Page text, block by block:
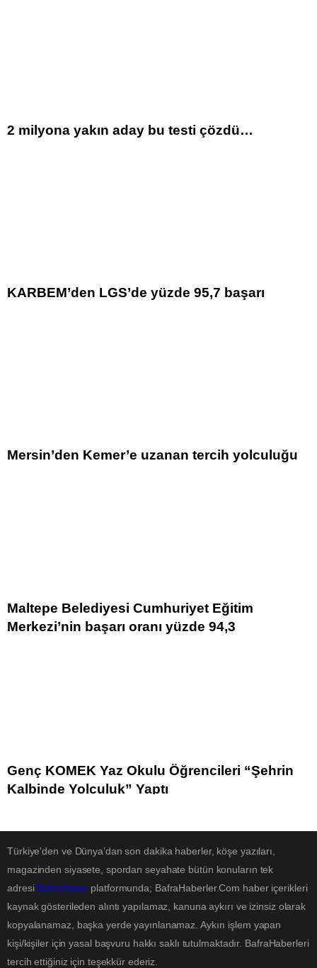
2 milyona yakın aday bu testi çözdü…
KARBEM’den LGS’de yüzde 95,7 başarı
Mersin’den Kemer’e uzanan tercih yolculuğu
Maltepe Belediyesi Cumhuriyet Eğitim
Merkezi’nin başarı oranı yüzde 94,3
Genç KOMEK Yaz Okulu Öğrencileri “Şehrin
Kalbinde Yolculuk” Yaptı
Türkiye'den ve Dünya’dan son dakika haberler, köşe yazıları,
magazinden siyasete, spordan seyahate bütün konuların tek
adresi BafraHaber platformunda; BafraHaberler.Com haber içerikleri
kaynak gösterileden alıntı yapılamaz, kanuna aykırı ve izinsiz olarak
kopyalanamaz, başka yerde yayınlanamaz. Aykırı işlem yapan
kişi/kişiler için yasal başvuru hakkı saklı tutulmaktadır. BafraHaberleri
tercih ettiğiniz için teşekkür ederiz.